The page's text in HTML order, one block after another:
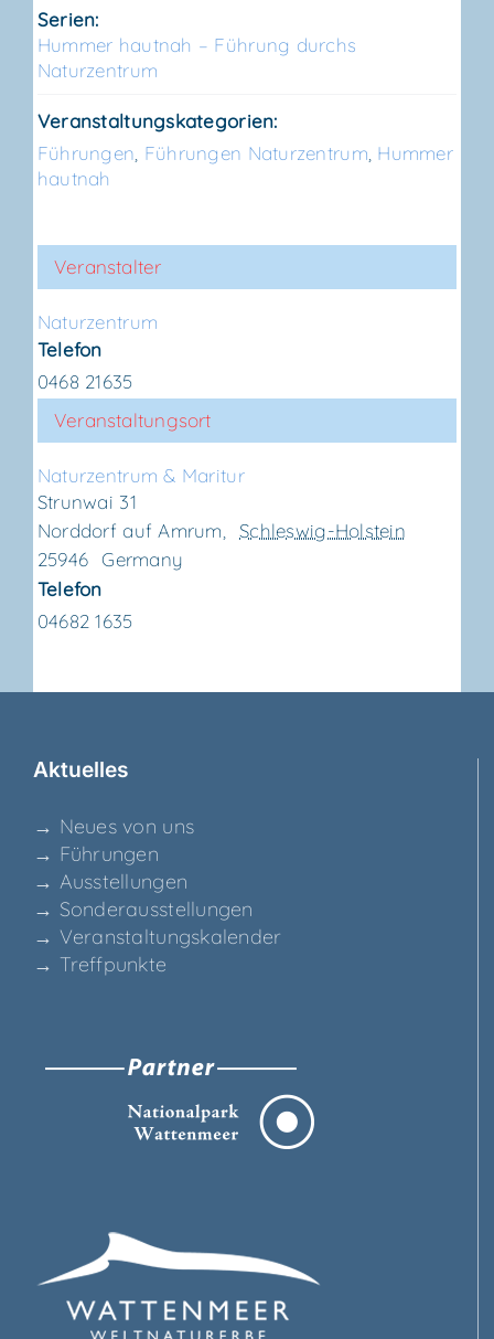
Serien:
Hum­mer haut­nah – Füh­rung durchs
Naturzentrum
Veranstaltungskategorien:
Führungen Führungen Naturzentrum Hummer
hautnah
Veranstaltungsort
Natur­zen­trum & Maritur
Strunwai 31
Norddorf auf Amrum
Schleswig-Holstein
25946 Germany
Telefon
04682 1635
Veranstalter
Natur­zen­trum
Telefon
0468 21635
Aktu­el­les
→ Neu­es von uns
→ Füh­run­gen
→ Aus­stel­lun­gen
→ Son­der­aus­stel­lun­gen
→ Ver­an­stal­tungs­ka­len­der
→ Treff­punk­te